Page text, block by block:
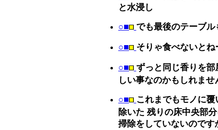
と水浸し
○■ でも最後のテーブル
○■ そりゃ食べないとね
○■ ずっと同じ香りを
しい事なのかもしれませ
○■ これまでもモノに
除いた 残りの床中央部
掃除をしていないので